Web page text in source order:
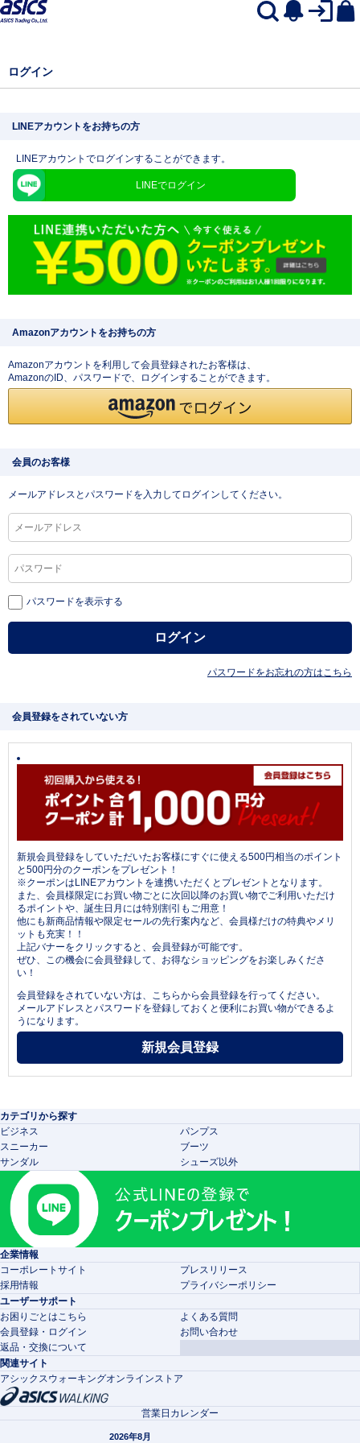
ログイン
LINEアカウントをお持ちの方
LINEアカウントでログインすることができます。
LINEでログイン
Amazonアカウントをお持ちの方
Amazonアカウントを利用して会員登録されたお客様は、
AmazonのID、パスワードで、ログインすることができます。
会員のお客様
メールアドレスとパスワードを入力してログインしてください。
パスワードを表示する
パスワードをお忘れの方はこちら
会員登録をされていない方
新規会員登録をしていただいたお客様にすぐに使える500円相当のポイント
と500円分のクーポンをプレゼント！
※クーポンはLINEアカウントを連携いただくとプレゼントとなります。
また、会員様限定にお買い物ごとに次回以降のお買い物でご利用いただけ
るポイントや、誕生日月には特別割引もご用意！
他にも新商品情報や限定セールの先行案内など、会員様だけの特典やメリ
ットも充実！！
上記バナーをクリックすると、会員登録が可能です。
ぜひ、この機会に会員登録して、お得なショッピングをお楽しみくださ
い！
会員登録をされていない方は、こちらから会員登録を行ってください。
メールアドレスとパスワードを登録しておくと便利にお買い物ができるよ
うになります。
カテゴリから探す
ビジネス
パンプス
スニーカー
ブーツ
サンダル
シューズ以外
企業情報
コーポレートサイト
プレスリリース
採用情報
プライバシーポリシー
ユーザーサポート
お困りごとはこちら
よくある質問
会員登録・ログイン
お問い合わせ
返品・交換について
関連サイト
アシックスウォーキングオンラインストア
営業日カレンダー
2026年8月